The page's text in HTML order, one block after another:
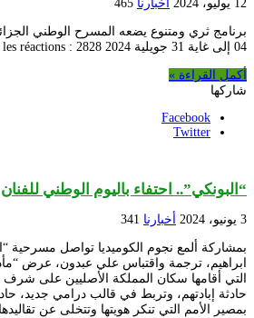
12 يوليو، 2024 أخبارنا 465
برنامج ثري ومتنوع يضعه المسرح الوطني
04 إلى غاية 31 جويلية 2024 Toutes les réactions : 2828
أكمل القراءة »
شاركها
Facebook
Twitter
“البونكي”.. احتفاء باليوم الوطني للفنان
3 يونيو، 2024 أخبارنا 341
بمشاركة ألمع نجوم الكوميديا تواصل مسرحية
ابراهيم، ترجمة واقتباس علي عبدون، عرض
التي أقامها سكان المملكة الأصليين على
حادثة إبادتهم، وتربط في قالب درامي جديد،
بمصير الأمم التي تنكر هويتها وتتخلى عن